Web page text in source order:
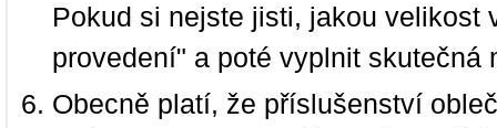
Pokud si nejste jisti, jakou velikost
provedení" a poté vyplnit
Obecně platí, že příslušenství